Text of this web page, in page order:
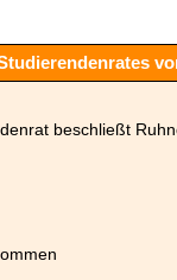
beschließt